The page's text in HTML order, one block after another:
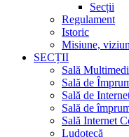
Secții
Regulament
Istoric
Misiune,
SECȚII
Sală
Sală de
Sală de
Sală de
Sală Internet
Ludotecă